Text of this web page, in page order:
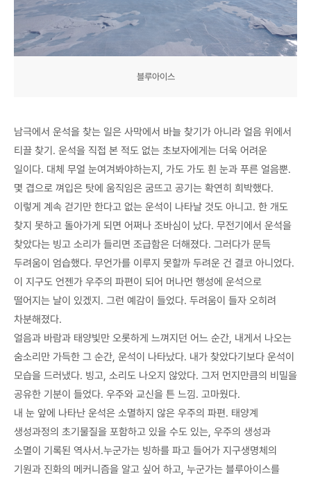
블루아이스
남극에서 운석을 찾는 일은 사막에서 바늘 찾기가 아니라 얼음 위에서
티끌 찾기. 운석을 직접 본 적도 없는 초보자에게는 더욱 어려운
일이다. 대체 무얼 눈여겨봐야하는지, 가도 가도 흰 눈과 푸른 얼음뿐.
몇 겹으로 껴입은 탓에 움직임은 굼뜨고 공기는 확연히 희박했다.
이렇게 계속 걷기만 한다고 없는 운석이 나타날 것도 아니고. 한 개도
찾지 못하고 돌아가게 되면 어쩌나 조바심이 났다. 무전기에서 운석을
찾았다는 빙고 소리가 들리면 조급함은 더해졌다. 그러다가 문득
두려움이 엄습했다. 무언가를 이루지 못할까 두려운 건 결코 아니었다.
이 지구도 언젠가 우주의 파편이 되어 머나먼 행성에 운석으로
떨어지는 날이 있겠지. 그런 예감이 들었다. 두려움이 들자 오히려
차분해졌다.
얼음과 바람과 태양빛만 오롯하게 느껴지던 어느 순간, 내게서 나오는
숨소리만 가득한 그 순간, 운석이 나타났다. 내가 찾았다기보다 운석이
모습을 드러냈다. 빙고, 소리도 나오지 않았다. 그저 먼지만큼의 비밀을
공유한 기분이 들었다. 우주와 교신을 튼 느낌. 고마웠다.
내 눈 앞에 나타난 운석은 소멸하지 않은 우주의 파편. 태양계
생성과정의 초기물질을 포함하고 있을 수도 있는, 우주의 생성과
소멸이 기록된 역사서.누군가는 빙하를 파고 들어가 지구생명체의
기원과 진화의 메커니즘을 알고 싶어 하고, 누군가는 블루아이스를